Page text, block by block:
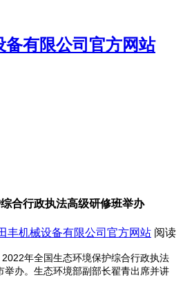
合行政执法高级研修班举办
丰机械设备有限公司官方网站 阅读
年全国生态环境保护综合行政执法
举办。生态环境部副部长翟青出席并讲